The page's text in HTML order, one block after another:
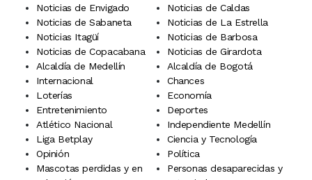
Noticias de Envigado
Noticias de Caldas
Noticias de Sabaneta
Noticias de La Estrella
Noticias Itagüí
Noticias de Barbosa
Noticias de Copacabana
Noticias de Girardota
Alcaldía de Medellín
Alcaldía de Bogotá
Internacional
Chances
Loterías
Economía
Entretenimiento
Deportes
Atlético Nacional
Independiente Medellín
Liga Betplay
Ciencia y Tecnología
Opinión
Política
Mascotas perdidas y en
Personas desaparecidas y